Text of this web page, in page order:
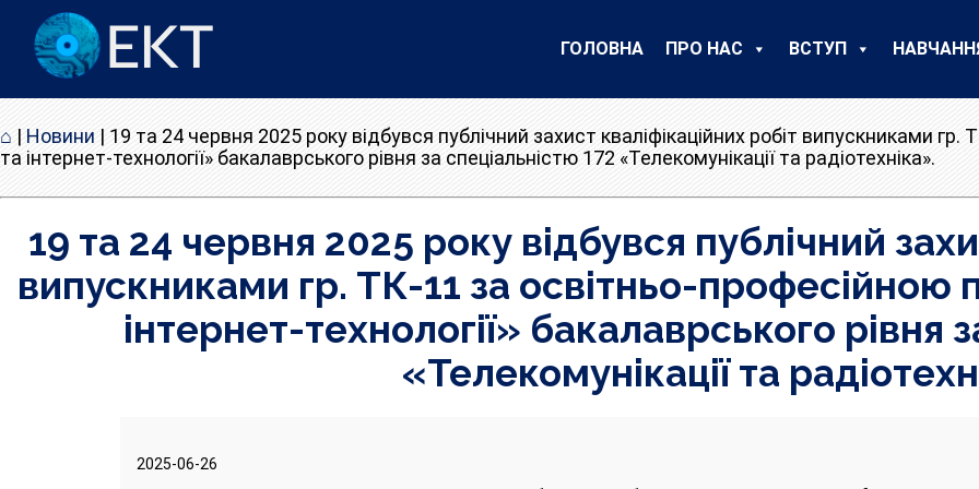
ГОЛОВНА ПРО НАС ВСТУП
⌂ | Новини | 19 та 24 червня 2025 року відбувся публічний захист кваліфікаційних робіт випускниками
та інтернет-технології» бакалаврського рівня за спеціальністю 172 «Телекомунікації та радіотехніка».
19 та 24 червня 2025 року відбувся публічний
випускниками гр. ТК-11 за освітньо-
інтернет-технології» бакалаврського рівня
«Телекомунікації та
2025-06-26